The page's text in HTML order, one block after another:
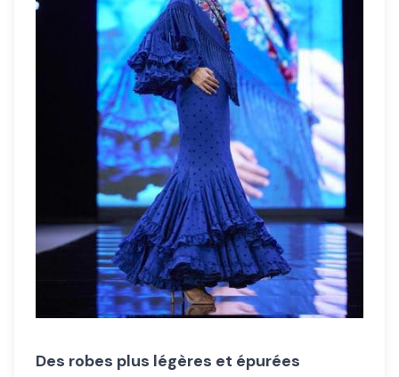
Des robes plus légères et épurées